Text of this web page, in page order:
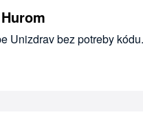
Unizdrav bez potreby kódu.